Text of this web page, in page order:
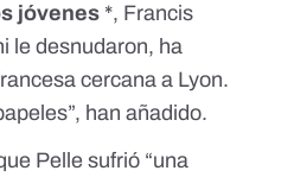
jóvenes *, Francis
le desnudaron, ha
cercana a Lyon.
han añadido.
Pelle sufrió “una